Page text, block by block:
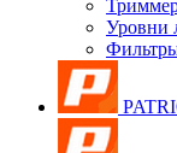
Уровни